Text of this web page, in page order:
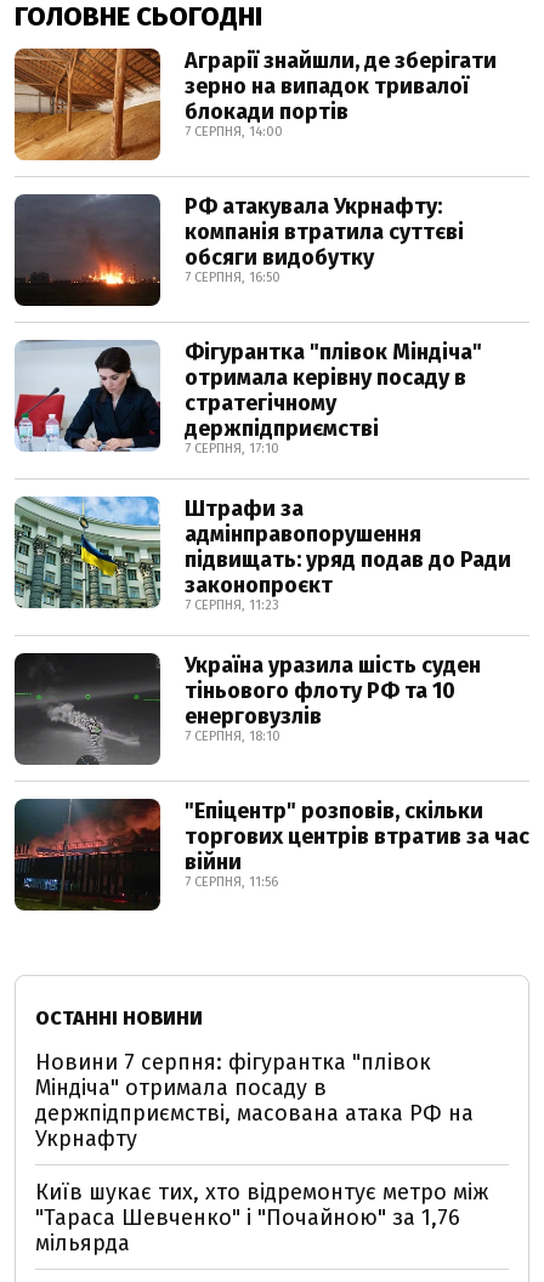
ГОЛОВНЕ СЬОГОДНІ
Аграрії знайшли, де зберігати
зерно на випадок тривалої
блокади портів
7 СЕРПНЯ, 14:00
РФ атакувала Укрнафту:
компанія втратила суттєві
обсяги видобутку
7 СЕРПНЯ, 16:50
Фігурантка "плівок Міндіча"
отримала керівну посаду в
стратегічному
держпідприємстві
7 СЕРПНЯ, 17:10
Штрафи за
адмінправопорушення
підвищать: уряд подав до Ради
законопроєкт
7 СЕРПНЯ, 11:23
Україна уразила шість суден
тіньового флоту РФ та 10
енерговузлів
7 СЕРПНЯ, 18:10
"Епіцентр" розповів, скільки
торгових центрів втратив за час
війни
7 СЕРПНЯ, 11:56
ОСТАННІ НОВИНИ
Новини 7 серпня: фігурантка "плівок
Міндіча" отримала посаду в
держпідприємстві, масована атака РФ на
Укрнафту
Київ шукає тих, хто відремонтує метро між
"Тараса Шевченко" і "Почайною" за 1,76
мільярда